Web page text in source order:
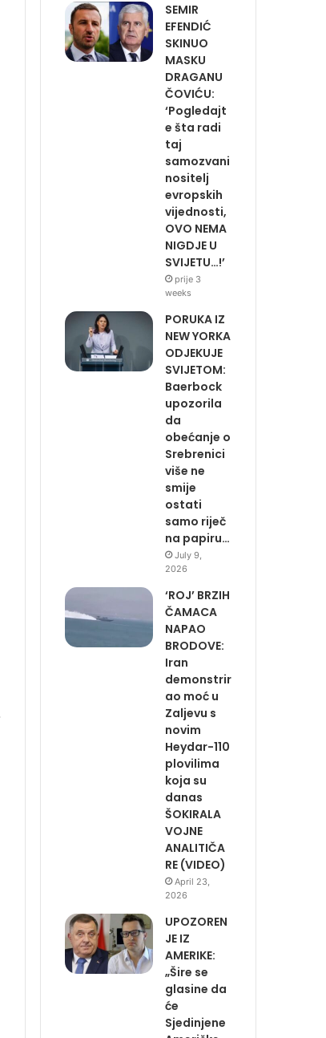
SEMIR
EFENDIĆ
SKINUO
MASKU
DRAGANU
ČOVIĆU:
‘Pogledajt
e šta radi
taj
samozvani
nositelj
evropskih
vijednosti,
OVO NEMA
NIGDJE U
SVIJETU…!’
prije 3
weeks
PORUKA IZ
NEW YORKA
ODJEKUJE
SVIJETOM:
Baerbock
upozorila
da
obećanje o
Srebrenici
više ne
smije
ostati
samo riječ
na papiru…
July 9,
2026
‘ROJ’ BRZIH
ČAMACA
NAPAO
BRODOVE:
Iran
demonstrir
ao moć u
Zaljevu s
novim
Heydar-110
plovilima
koja su
danas
ŠOKIRALA
VOJNE
ANALITIČA
RE (VIDEO)
April 23,
2026
UPOZOREN
JE IZ
AMERIKE:
„Šire se
glasine da
će
Sjedinjene